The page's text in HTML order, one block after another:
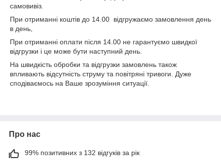
самовивіз.
При отриманні коштів до 14.00 відгружаємо замовлення день
в день,
При отриманні оплати після 14.00 не гарантуємо швидкої
відгрузки і це може бути наступний день.
На швидкість обробки та відгрузки замовлень також
впливають відсутність струму та повітряні тривоги. Дуже
сподіваємось на Ваше зрозуміння ситуації.
Про нас
99% позитивних з 132 відгуків за рік